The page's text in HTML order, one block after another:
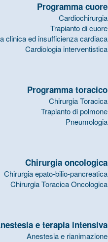
Programma cuore
Cardiochirurgia
Trapianto di cuore
clinica ed insufficienza cardiaca
Cardiologia interventistica
Programma toracico
Chirurgia Toracica
Trapianto di polmone
Pneumologia
Chirurgia oncologica
Chirurgia epato-bilio-pancreatica
Chirurgia Toracica Oncologica
e terapia intensiva
Anestesia e rianimazione